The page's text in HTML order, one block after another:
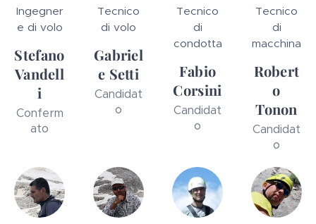
Ingegner
e di volo
Stefano
Vandell
i
Conferm
ato
Tecnico
di volo
Gabriel
e Setti
Candidat
o
Tecnico
di
condotta
Fabio
Corsini
Candidat
o
Tecnico
di
macchina
Robert
o
Tonon
Candidat
o